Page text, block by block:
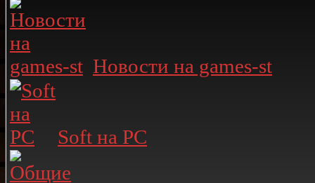
Новости на games-st
Soft на PC